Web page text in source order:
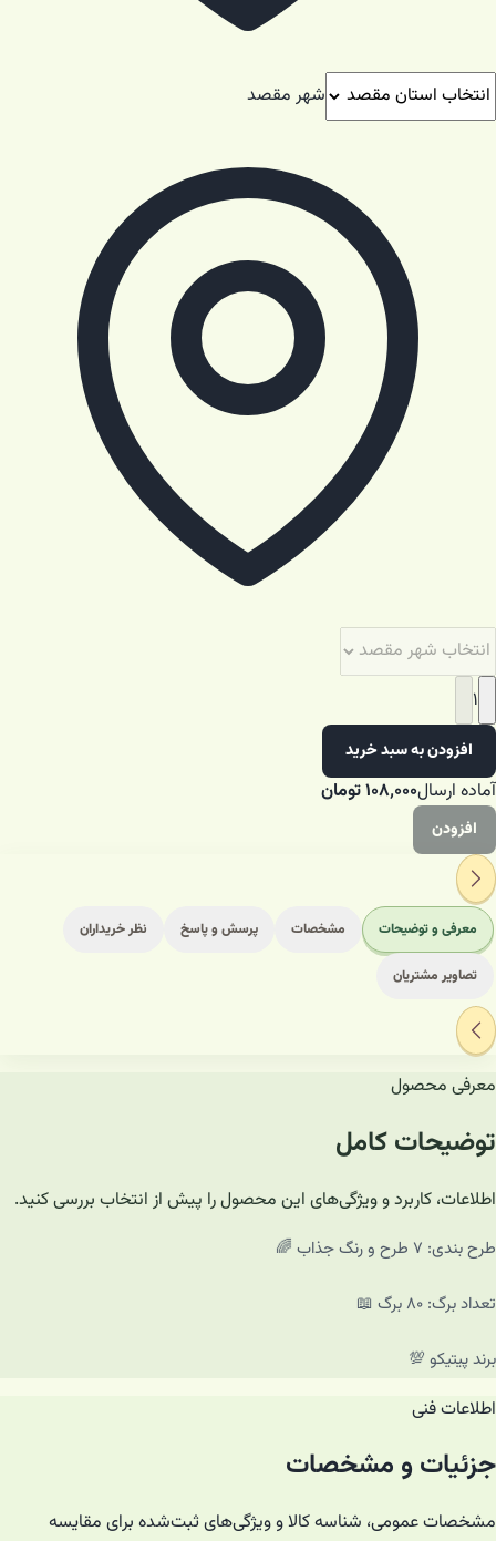
شهر مقصد
۱
افزودن به سبد خرید
آماده ارسال۱۰۸٬۰۰۰تومان
افزودن
معرفی و توضیحات مشخصات پرسش و پاسخ نظر خریداران
تصاویر مشتریان
معرفی محصول
توضیحات کامل
اطلاعات، کاربرد و ویژگی‌های این محصول را پیش از انتخاب بررسی کنید.
طرح بندی: ۷ طرح و رنگ جذاب 🌈
تعداد برگ: ۸۰ برگ 📖
برند پیتیکو 💯
اطلاعات فنی
جزئیات و مشخصات
مشخصات عمومی، شناسه کالا و ویژگی‌های ثبت‌شده برای مقایسه